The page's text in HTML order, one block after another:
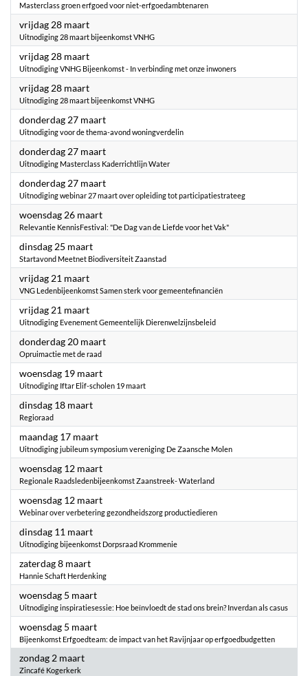
Masterclass groen erfgoed voor niet-erfgoedambtenaren
vrijdag 28 maart2025
Uitnodiging 28 maart bijeenkomst VNHG
vrijdag 28 maart2025
Uitnodiging VNHG Bijeenkomst - In verbinding met onze inwoners
vrijdag 28 maart2025
Uitnodiging 28 maart bijeenkomst VNHG
donderdag 27 maart2025
Uitnodiging voor de thema-avond woningverdelin
donderdag 27 maart2025
Uitnodiging Masterclass Kaderrichtlijn Water
donderdag 27 maart2025
Uitnodiging webinar 27 maart over opleiding tot participatiestrateeg
woensdag 26 maart2025
Relevantie KennisFestival: "De Dag van de Liefde voor het Vak"
dinsdag 25 maart2025
Startavond Meetnet Biodiversiteit Zaanstad
vrijdag 21 maart2025
VNG Ledenbijeenkomst Samen sterk voor gemeentefinanciën
vrijdag 21 maart2025
Uitnodiging Evenement Gemeentelijk Dierenwelzijnsbeleid
donderdag 20 maart2025
Opruimactie met de raad
woensdag 19 maart2025
Uitnodiging Iftar Elif-scholen 19 maart
dinsdag 18 maart2025
Regioraad
maandag 17 maart2025
Uitnodiging jubileum symposium vereniging De Zaansche Molen
woensdag 12 maart2025
Regionale Raadsledenbijeenkomst Zaanstreek- Waterland
woensdag 12 maart2025
Webinar over verbetering gezondheidszorg productiedieren
dinsdag 11 maart2025
Uitnodiging bijeenkomst Dorpsraad Krommenie
zaterdag 8 maart2025
Hannie Schaft Herdenking
woensdag 5 maart2025
Uitnodiging inspiratiesessie: Hoe beïnvloedt de stad ons brein? Inverdan als casus
woensdag 5 maart2025
Bijeenkomst Erfgoedteam: de impact van het Ravijnjaar op erfgoedbudgetten
zondag 2 maart2025
Zincafé Kogerkerk